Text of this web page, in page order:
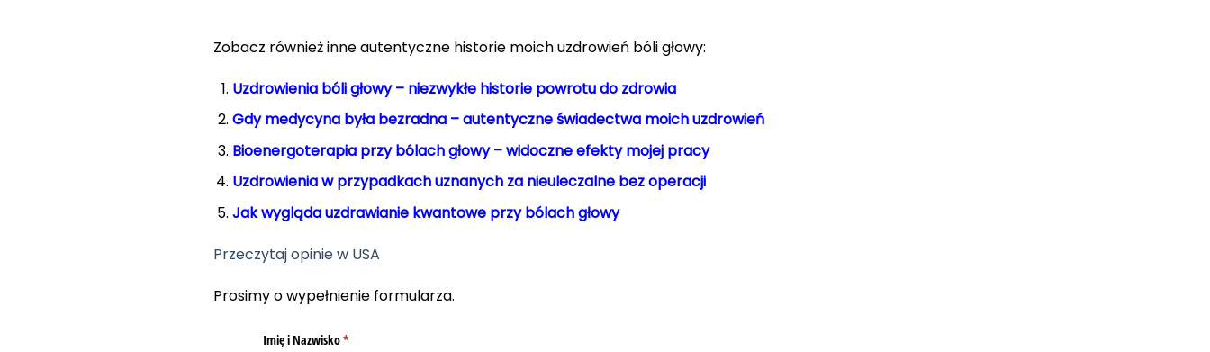
Zobacz również inne autentyczne historie moich uzdrowień bóli głowy:
Uzdrowienia bóli głowy – niezwykłe historie powrotu do zdrowia
Gdy medycyna była bezradna – autentyczne świadectwa moich uzdrowień
Bioenergoterapia przy bólach głowy – widoczne efekty mojej pracy
Uzdrowienia w przypadkach uznanych za nieuleczalne bez operacji
Jak wygląda uzdrawianie kwantowe przy bólach głowy
Przeczytaj opinie w USA
Prosimy o wypełnienie formularza.
Imię i Nazwisko*
(required)